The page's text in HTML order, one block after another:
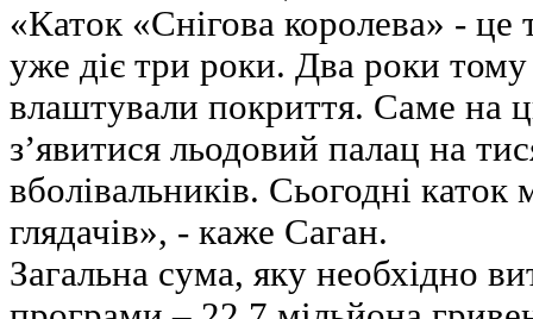
«Каток «Снігова королева» - це
уже діє три роки. Два роки
влаштували покриття. Саме на
з’явитися льодовий палац на
вболівальників. Сьогодні
глядачів», - каже Саган.
Загальна сума, яку необхідно